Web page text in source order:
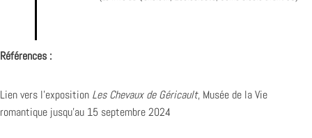
Références :
Lien vers l’exposition Les Chevaux de Géricault, Musée de la Vie
romantique jusqu’au 15 septembre 2024